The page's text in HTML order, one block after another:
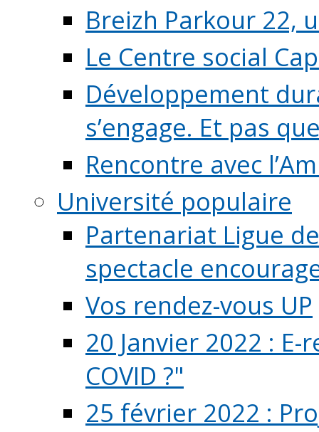
Breizh Parkour 22,
Le Centre social
Développement
s’engage. Et pas
Rencontre avec
Université populaire
Partenariat Ligue
spectacle
Vos rendez-vous UP
20 Janvier 2022 :
COVID ?"
25 février 2022 :